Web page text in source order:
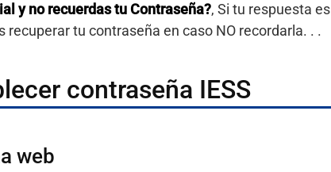
y no recuerdas tu Contraseña?, Si tu respuesta es
recuperar tu contraseña en caso NO recordarla. . .
contraseña IESS
web